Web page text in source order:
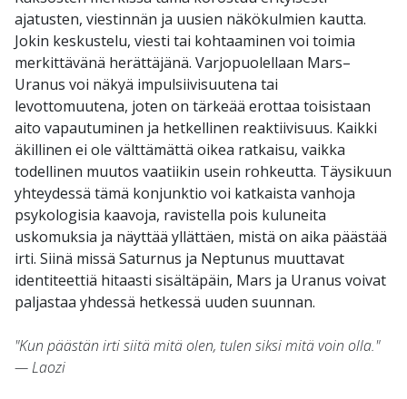
ajatusten, viestinnän ja uusien näkökulmien kautta.
Jokin keskustelu, viesti tai kohtaaminen voi toimia
merkittävänä herättäjänä. Varjopuolellaan Mars–
Uranus voi näkyä impulsiivisuutena tai
levottomuutena, joten on tärkeää erottaa toisistaan
aito vapautuminen ja hetkellinen reaktiivisuus. Kaikki
äkillinen ei ole välttämättä oikea ratkaisu, vaikka
todellinen muutos vaatiikin usein rohkeutta. Täysikuun
yhteydessä tämä konjunktio voi katkaista vanhoja
psykologisia kaavoja, ravistella pois kuluneita
uskomuksia ja näyttää yllättäen, mistä on aika päästää
irti. Siinä missä Saturnus ja Neptunus muuttavat
identiteettiä hitaasti sisältäpäin, Mars ja Uranus voivat
paljastaa yhdessä hetkessä uuden suunnan.
"Kun päästän irti siitä mitä olen, tulen siksi mitä voin olla."
— Laozi